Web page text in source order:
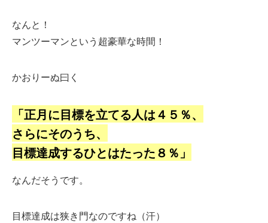
なんと！
マンツーマンという超豪華な時間！
かおりーぬ曰く
「正月に目標を立てる人は４５％、
さらにそのうち、
目標達成するひとはたった８％」
なんだそうです。
目標達成は狭き門なのですね（汗）